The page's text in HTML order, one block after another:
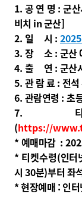
1.공 연 명 :군
비치 in 군산]
2. 일 시 :
3. 장 소 : 군산
4. 출 연 : 군산
5. 관 람 료 : 전
6. 관람연령 :초
7.
(https://
*예매마감 :
* 티켓수령(인터
시 30분)부터 좌
* 현장예매 : 인